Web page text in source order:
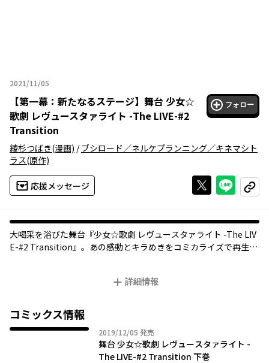
2021/11/05
2021年11月05日
【第一幕：新たなるステージ】 舞台 少女☆
歌劇 レヴュースタァライト -The LIVE-#2
Transition
フォロー
綾杉つばき(漫画) /ブシロード／ネルケプランニング／キネマシト
ラス(原作)
応援メッセージ Xで投稿する
ライン
コピー
大喝采を浴びた舞台『少女☆歌劇 レヴュースタァライト -The LIV
E-#2 Transition』。あの感動とキラめきをコミカライズで再生
詳細情報
コミックス情報
2019/12/05 2019年12月05日
発売
舞台 少女☆歌劇 レヴュースタァライト -
The LIVE-#2 Transition 下巻